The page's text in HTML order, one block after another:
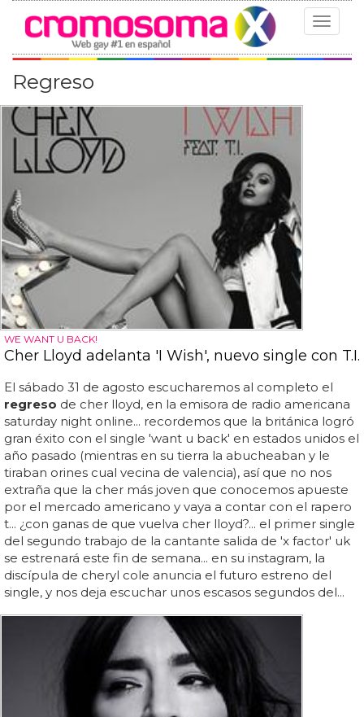
Toggle
Regreso
WE WANT U BACK!
Cher Lloyd adelanta 'I Wish', nuevo single con T.I.
El sábado 31 de agosto escucharemos al completo el
regreso de cher lloyd, en la emisora de radio americana
saturday night online... recordemos que la británica logró
gran éxito con el single 'want u back' en estados unidos el
año pasado (mientras en su tierra la abucheaban y le
tiraban orines cual vecina de valencia), así que no nos
extraña que la cher más joven que conocemos apueste
por el mercado americano y vaya a contar con el rapero
t... ¿con ganas de que vuelva cher lloyd?... el primer single
del segundo trabajo de la cantante salida de 'x factor' uk
se estrenará este fin de semana... en su instagram, la
discípula de cheryl cole anuncia el futuro estreno del
single, y nos deja escuchar unos escasos segundos del...